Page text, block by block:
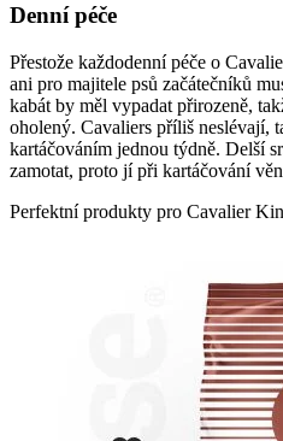
Denní péče
Přestože každodenní péče o
ani pro majitele psů začátečníků
kabát by měl vypadat přirozeně,
oholený. Cavaliers příliš neslévají,
kartáčováním jednou týdně. Delší
zamotat, proto jí při kartáčování
Perfektní produkty pro Cavalier